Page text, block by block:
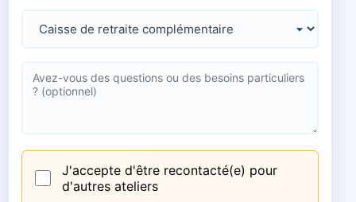
J'accepte d'être recontacté(e) pour
d'autres ateliers